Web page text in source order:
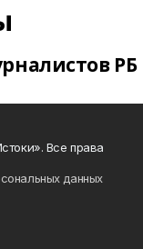
РБ
Все права
данных